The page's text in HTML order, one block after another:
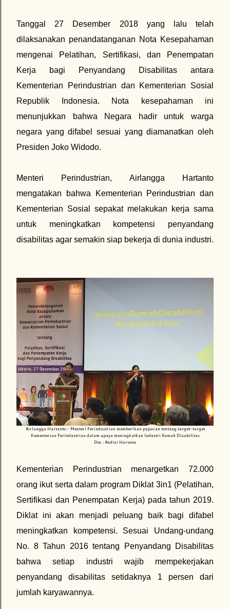
Tanggal 27 Desember 2018 yang lalu telah
dilaksanakan penandatanganan Nota Kesepahaman
mengenai Pelatihan, Sertifikasi, dan Penempatan
Kerja bagi Penyandang Disabilitas antara
Kementerian Perindustrian dan Kementerian Sosial
Republik Indonesia. Nota kesepahaman ini
menunjukkan bahwa Negara hadir untuk warga
negara yang difabel sesuai yang diamanatkan oleh
Presiden Joko Widodo.
Menteri Perindustrian, Airlangga Hartanto
mengatakan bahwa Kementerian Perindustrian dan
Kementerian Sosial sepakat melakukan kerja sama
untuk meningkatkan kompetensi penyandang
disabilitas agar semakin siap bekerja di dunia industri.
Airlangga Hartanto - Menteri Perindustrian memberikan paparan tentang target-target
Kementerian Perindustrian dalam upaya meningkatkan Industri Ramah Disabilitas
Doc : Andini Harsono
Kementerian Perindustrian menargetkan 72.000
orang ikut serta dalam program Diklat 3in1 (Pelatihan,
Sertifikasi dan Penempatan Kerja) pada tahun 2019.
Diklat ini akan menjadi peluang baik bagi difabel
meningkatkan kompetensi. Sesuai Undang-undang
No. 8 Tahun 2016 tentang Penyandang Disabilitas
bahwa setiap industri wajib mempekerjakan
penyandang disabilitas setidaknya 1 persen dari
jumlah karyawannya.